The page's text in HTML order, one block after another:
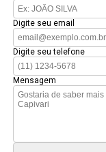
Digite seu email
Digite seu telefone
Mensagem